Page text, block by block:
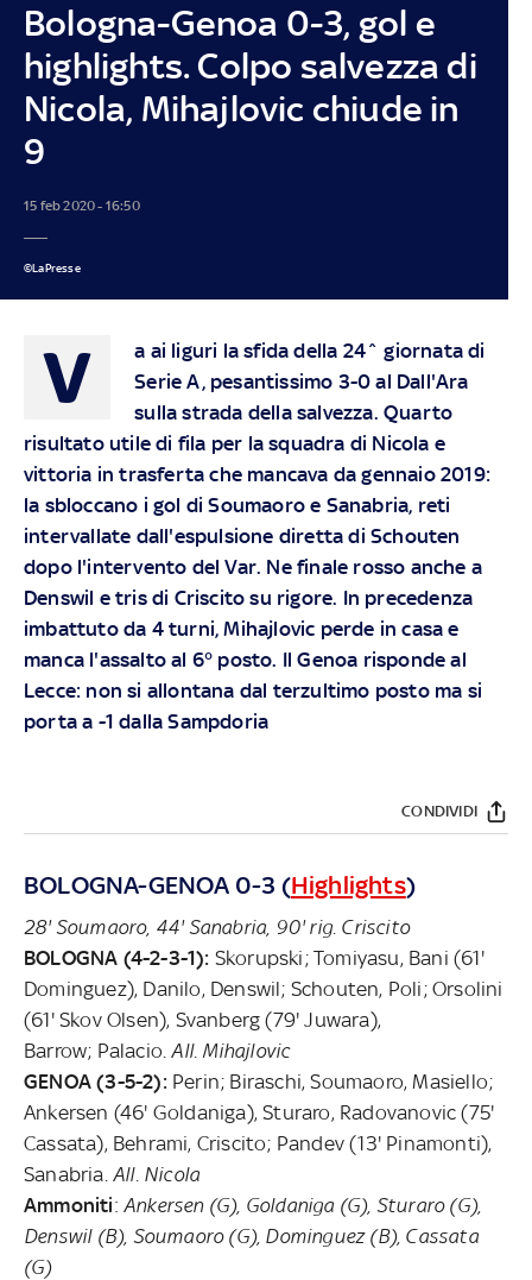
Bologna-Genoa 0-3, gol e
highlights. Colpo salvezza di
Nicola, Mihajlovic chiude in
9
15 feb 2020 - 16:50
©LaPresse
V
a ai liguri la sfida della 24^ giornata di
Serie A, pesantissimo 3-0 al Dall'Ara
sulla strada della salvezza. Quarto
risultato utile di fila per la squadra di Nicola e
vittoria in trasferta che mancava da gennaio 2019:
la sbloccano i gol di Soumaoro e Sanabria, reti
intervallate dall'espulsione diretta di Schouten
dopo l'intervento del Var. Ne finale rosso anche a
Denswil e tris di Criscito su rigore. In precedenza
imbattuto da 4 turni, Mihajlovic perde in casa e
manca l'assalto al 6° posto. Il Genoa risponde al
Lecce: non si allontana dal terzultimo posto ma si
porta a -1 dalla Sampdoria
CONDIVIDI
BOLOGNA-GENOA 0-3 (Highlights)
28' Soumaoro, 44' Sanabria, 90' rig. Criscito
BOLOGNA (4-2-3-1): Skorupski; Tomiyasu, Bani (61'
Dominguez), Danilo, Denswil; Schouten, Poli; Orsolini
(61' Skov Olsen), Svanberg (79' Juwara),
Barrow; Palacio.All. Mihajlovic
GENOA (3-5-2):Perin; Biraschi, Soumaoro, Masiello;
Ankersen (46' Goldaniga), Sturaro, Radovanovic (75'
Cassata), Behrami, Criscito; Pandev (13' Pinamonti),
Sanabria. All. Nicola
Ammoniti:Ankersen (G), Goldaniga (G), Sturaro (G),
Denswil (B), Soumaoro (G), Dominguez (B), Cassata
(G)